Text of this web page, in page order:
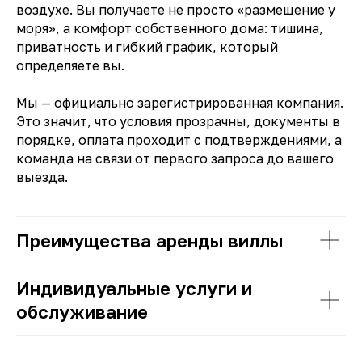
воздухе. Вы получаете не просто «размещение у
моря», а комфорт собственного дома: тишина,
приватность и гибкий график, который
определяете вы.
Мы — официально зарегистрированная компания.
Это значит, что условия прозрачны, документы в
порядке, оплата проходит с подтверждениями, а
команда на связи от первого запроса до вашего
выезда.
Преимущества аренды виллы
Индивидуальные услуги и
обслуживание